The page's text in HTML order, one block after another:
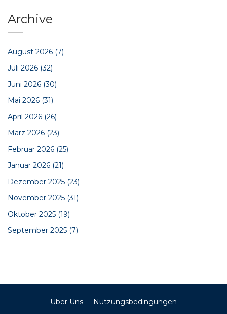
Archive
August 2026 (7)
Juli 2026 (32)
Juni 2026 (30)
Mai 2026 (31)
April 2026 (26)
März 2026 (23)
Februar 2026 (25)
Januar 2026 (21)
Dezember 2025 (23)
November 2025 (31)
Oktober 2025 (19)
September 2025 (7)
Über Uns
Nutzungsbedingungen